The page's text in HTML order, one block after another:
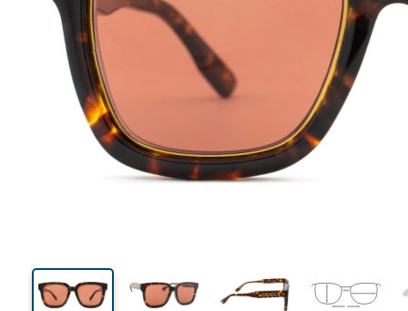
140 mm
Brillenbreite
43 mm
Glashöhe
52 mm
Glasbreite
Glasbreite